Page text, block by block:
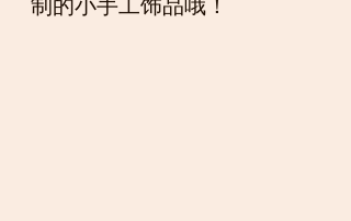
制的小手工饰品哦！